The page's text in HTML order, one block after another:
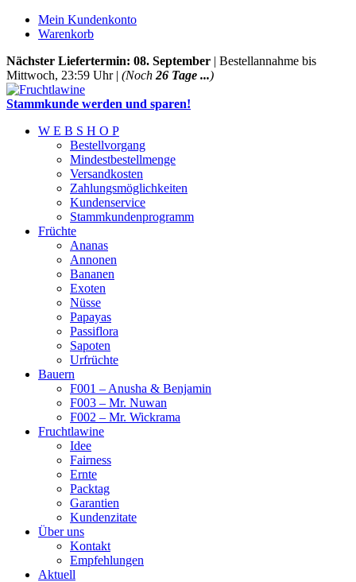
Mein Kundenkonto
Warenkorb
Nächster Liefertermin: 08. September | Bestellannahme bis
Mittwoch, 23:59 Uhr | (Noch 26 Tage ...)
Stammkunde werden und sparen!
W E B S H O P
Bestellvorgang
Mindestbestellmenge
Versandkosten
Zahlungsmöglichkeiten
Kundenservice
Stammkundenprogramm
Früchte
Ananas
Annonen
Bananen
Exoten
Nüsse
Papayas
Passiflora
Sapoten
Urfrüchte
Bauern
F001 – Anusha & Benjamin
F003 – Mr. Nuwan
F002 – Mr. Wickrama
Fruchtlawine
Idee
Fairness
Ernte
Packtag
Garantien
Kundenzitate
Über uns
Kontakt
Empfehlungen
Aktuell